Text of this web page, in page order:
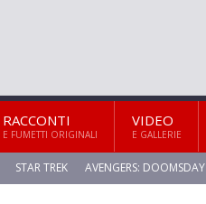
RACCONTI
E FUMETTI ORIGINALI
VIDEO
E GALLERIE
STAR TREK AVENGERS: DOOMSDAY